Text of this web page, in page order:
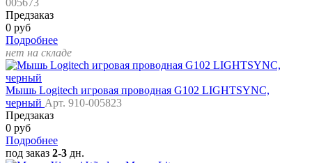
005673
Предзаказ
0 руб
Подробнее
нет на складе
Мышь Logitech игровая проводная G102 LIGHTSYNC,
черный Арт. 910-005823
Предзаказ
0 руб
Подробнее
под заказ 2-3 дн.